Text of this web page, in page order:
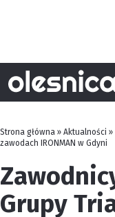
Strona główna » Aktualności »
zawodach IRONMAN w Gdyni
Grupy